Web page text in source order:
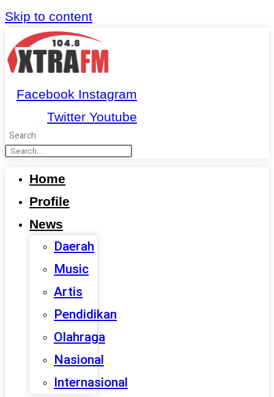
Skip to content
Facebook Instagram
Twitter Youtube
Search
Home
Profile
News
Daerah
Music
Artis
Pendidikan
Olahraga
Nasional
Internasional